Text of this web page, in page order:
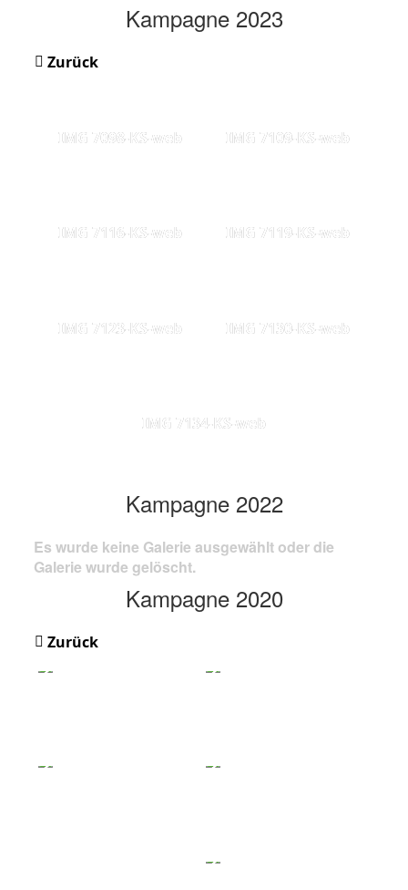
Kampagne 2023
Zurück
IMG 7098-KS-web IMG 7109-KS-web
IMG 7116-KS-web IMG 7119-KS-web
IMG 7123-KS-web IMG 7130-KS-web
IMG 7134-KS-web
Kampagne 2022
Es wurde keine Galerie ausgewählt oder die
Galerie wurde gelöscht.
Kampagne 2020
Zurück